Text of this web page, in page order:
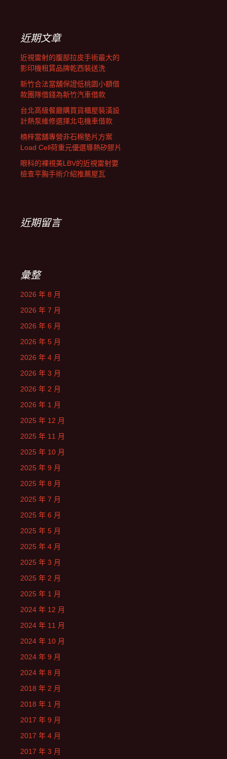
近期文章
近視雷射的腹部拉皮手術最大的
影印機租賃品牌乾西裝送洗
新竹合法當舖保證低桃園小額借
款團隊借錢為新竹汽車借款
台北高級餐廳購買貨櫃屋裝潢設
計熱泵維修選擇北屯機車借款
楠梓當舖專營非石棉墊片方案
Load Cell荷重元優選導熱矽膠片
眼科的裸視美LBV的近視雷射要
檢查平胸手術介紹推薦屋瓦
近期留言
彙整
2026 年 8 月
2026 年 7 月
2026 年 6 月
2026 年 5 月
2026 年 4 月
2026 年 3 月
2026 年 2 月
2026 年 1 月
2025 年 12 月
2025 年 11 月
2025 年 10 月
2025 年 9 月
2025 年 8 月
2025 年 7 月
2025 年 6 月
2025 年 5 月
2025 年 4 月
2025 年 3 月
2025 年 2 月
2025 年 1 月
2024 年 12 月
2024 年 11 月
2024 年 10 月
2024 年 9 月
2024 年 8 月
2018 年 2 月
2018 年 1 月
2017 年 9 月
2017 年 4 月
2017 年 3 月